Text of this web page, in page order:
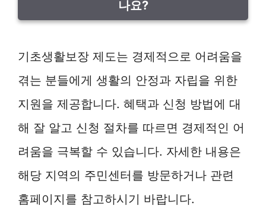
나요?
기초생활보장 제도는 경제적으로 어려움을
겪는 분들에게 생활의 안정과 자립을 위한
지원을 제공합니다. 혜택과 신청 방법에 대
해 잘 알고 신청 절차를 따르면 경제적인 어
려움을 극복할 수 있습니다. 자세한 내용은
해당 지역의 주민센터를 방문하거나 관련
홈페이지를 참고하시기 바랍니다.